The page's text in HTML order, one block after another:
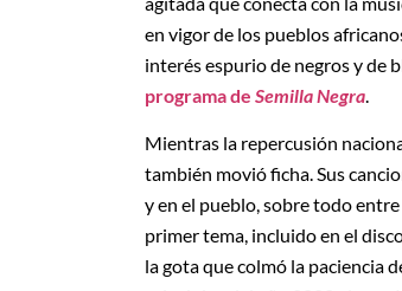
en vigor de los pueblos
interés espurio de negros y de
programa de Semilla Negra
Mientras la repercusión
también movió ficha. Sus
y en el pueblo, sobre todo
primer tema, incluido en el
la gota que colmó la paciencia